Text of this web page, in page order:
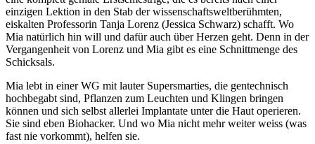
einzigen Lektion in den Stab der wissenschaftsweltberühmten,
eiskalten Professorin Tanja Lorenz (Jessica Schwarz) schafft. Wo
Mia natürlich hin will und dafür auch über Herzen geht. Denn in der
Vergangenheit von Lorenz und Mia gibt es eine Schnittmenge des
Schicksals.
Mia lebt in einer WG mit lauter Supersmarties, die gentechnisch
hochbegabt sind, Pflanzen zum Leuchten und Klingen bringen
können und sich selbst allerlei Implantate unter die Haut operieren.
Sie sind eben Biohacker. Und wo Mia nicht mehr weiter weiss (was
fast nie vorkommt), helfen sie.